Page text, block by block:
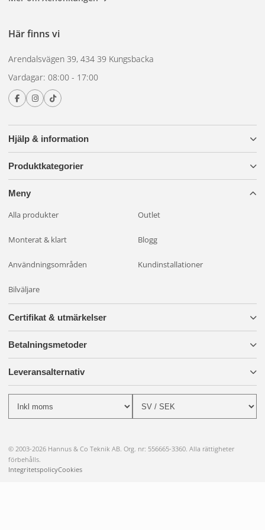
Garanti:5 år
Hjälp & information
Produktkategorier
Meny
Alla produkter Outlet
Monterat & klart Blogg
Användningsområden Kundinstallationer
Bilväljare
Här finns vi
Arendalsvägen 39, 434 39 Kungsbacka
Vardagar: 08:00 - 17:00
Certifikat & utmärkelser
Betalningsmetoder
Leveransalternativ
© 2003-2026 Hannus & Co Teknik AB. Org. nr: 556665-3360. Alla rättigheter
förbehålls.
IntegritetspolicyCookies